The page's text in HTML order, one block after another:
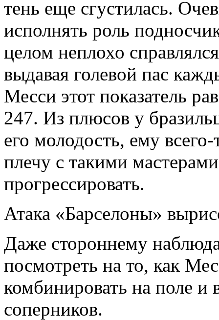
тень еще сгустилась.
исполнять роль
целом неплохо
выдавая голевой пас
Месси этот показатель
247. Из плюсов у
его молодость, ему
плечу с такими
прогрессировать.
Атака «Барселоны»
Даже стороннему
посмотреть на то, как
комбинировать на поле и
соперников.